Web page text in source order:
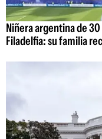
Niñera argentina de
Filadelfia: su familia